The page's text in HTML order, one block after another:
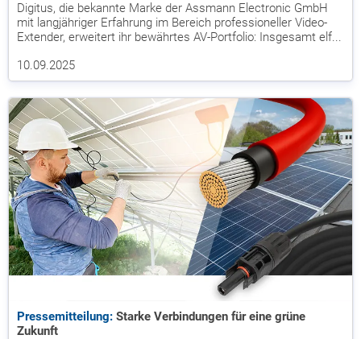
Digitus, die bekannte Marke der Assmann Electronic GmbH
mit langjähriger Erfahrung im Bereich professioneller Video-
Extender, erweitert ihr bewährtes AV-Portfolio: Insgesamt elf...
10.09.2025
Pressemitteilung: Starke Verbindungen für eine grüne
Zukunft